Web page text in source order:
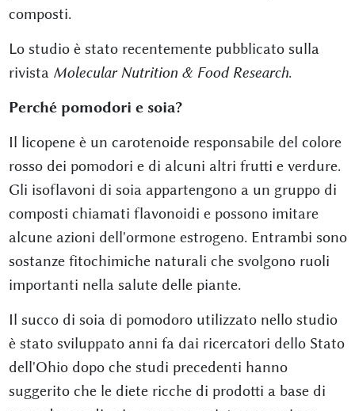
composti.
Lo studio è stato recentemente pubblicato sulla
rivista Molecular Nutrition & Food Research.
Perché pomodori e soia?
Il licopene è un carotenoide responsabile del colore
rosso dei pomodori e di alcuni altri frutti e verdure.
Gli isoflavoni di soia appartengono a un gruppo di
composti chiamati flavonoidi e possono imitare
alcune azioni dell'ormone estrogeno. Entrambi sono
sostanze fitochimiche naturali che svolgono ruoli
importanti nella salute delle piante.
Il succo di soia di pomodoro utilizzato nello studio
è stato sviluppato anni fa dai ricercatori dello Stato
dell'Ohio dopo che studi precedenti hanno
suggerito che le diete ricche di prodotti a base di